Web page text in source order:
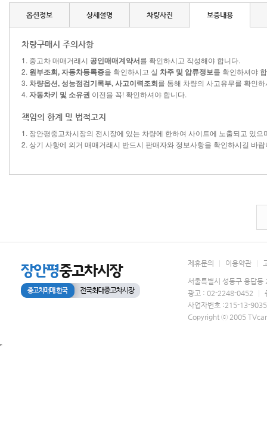
옵션정보 상세설명 차량사진 보증내용
차량구매시 주의사항
1. 중고차 매매거래시 공인매매계약서를 확인하시고 작성해야 합니다.
2. 원부조회, 자동차등록증을 확인하시고 실 차주 및 압류정보를 확인하셔야
3. 차량옵션, 성능점검기록부, 사고이력조회를 통해 차량의 사고유무를 확인
4. 자동차키 및 소유권 이전을 꼭! 확인하셔야 합니다.
책임의 한계 및 법적고지
1. 장안평중고차시장의 전시장에 있는 차량에 한하여 사이트에 노출되고 있
2. 상기 사항에 의거 매매거래시 반드시 판매자와 정보사항을 확인하시길 바랍
제휴문의 이용약관
서울특별시 성동구 용답
광고 : 02-2248-0452
사업자번호 :215-13-
Copyright ⓒ 2005